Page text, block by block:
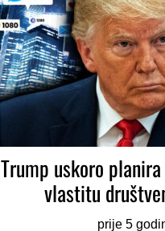
Trump uskoro
vlastitu
prije 5